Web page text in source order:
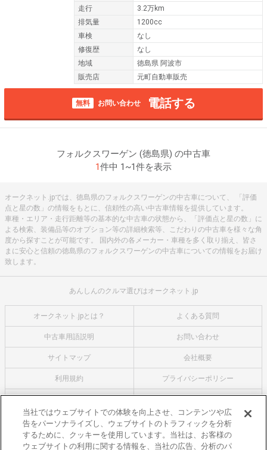
走行
3.2万km
排気量
1200cc
車検
なし
修復歴
なし
地域
徳島県 阿波市
販売店
元町自動車販売
無料 お問い合わせ 電話する
フォルクスワーゲン (徳島県) の中古車
1件中 1~1件を表示
オークネット.jpでは、徳島県のフォルクスワーゲンの中古車について、 「評価
点と星の数」の情報をもとに、信頼性の高い中古車情報を提供しています。
車種・エリア・走行距離等の基本的な中古車の状態から、「評価点と星の数」に
よる検索、装備品等のオプション等の詳細検索等、こだわりの中古車を様々な角
度から探すことが可能です。 国内外の各メーカー・車種を多く取り揃え、皆さ
まに安心と信頼の徳島県のフォルクスワーゲンの中古車についての情報をお届け
致します。
あんしんのクルマ選びはオークネット.jp
オークネット.jpとは？ よくある質問
中古車用語説明 お問い合わせ
サイトマップ 会社概要
利用規約 プライバシーポリシー
オークネットのその他のサービス
バイク関連サービス
当社ではウェブサイトでの体験を向上させ、コンテンツや広
告をパーソナライズし、ウェブサイトのトラフィックを分析
するために、クッキーを使用しています。当社は、お客様の
ウェブサイトの利用に関する情報を、当社の広告、分析のパ